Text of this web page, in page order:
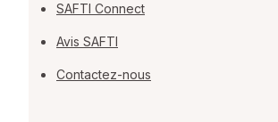
SAFTI Connect
Avis SAFTI
Contactez-nous